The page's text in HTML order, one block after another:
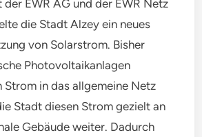
der EWR AG und der EWR Netz
die Stadt Alzey ein neues
von Solarstrom. Bisher
Photovoltaikanlagen
Strom in das allgemeine Netz
Stadt diesen Strom gezielt an
Gebäude weiter. Dadurch